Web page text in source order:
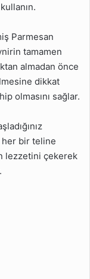
Parmesan
tamamen
almadan önce
dikkat
olmasını sağlar.
her bir teline
lezzetini çekerek